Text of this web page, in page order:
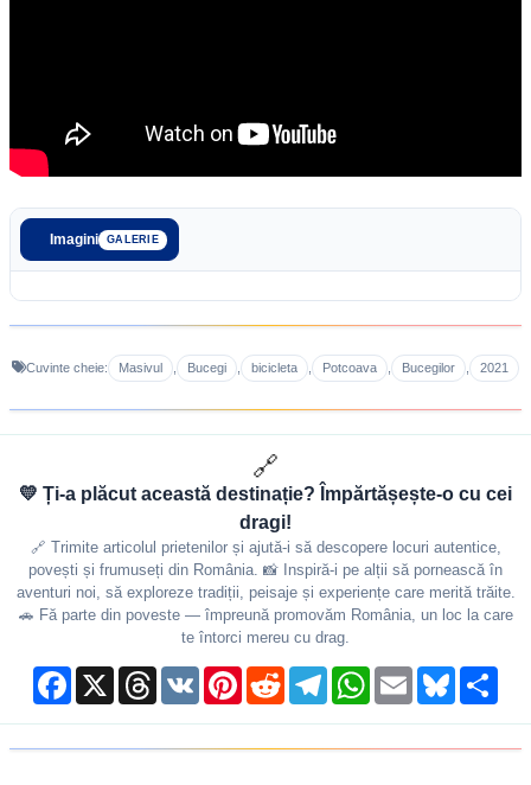
Imagini GALERIE
Cuvinte cheie: Masivul Bucegi bicicleta Potcoava Bucegilor 2021
🔗
💛 Ți-a plăcut această destinație? Împărtășește-o cu cei
dragi!
🔗 Trimite articolul prietenilor și ajută-i să descopere locuri autentice,
povești și frumuseți din România. 📸 Inspiră-i pe alții să pornească în
aventuri noi, să exploreze tradiții, peisaje și experiențe care merită trăite.
🚗 Fă parte din poveste — împreună promovăm România, un loc la care
te întorci mereu cu drag.
Facebook
X ThreadsVK PinterestReddit TelegramWhatsApp
Email Bluesky